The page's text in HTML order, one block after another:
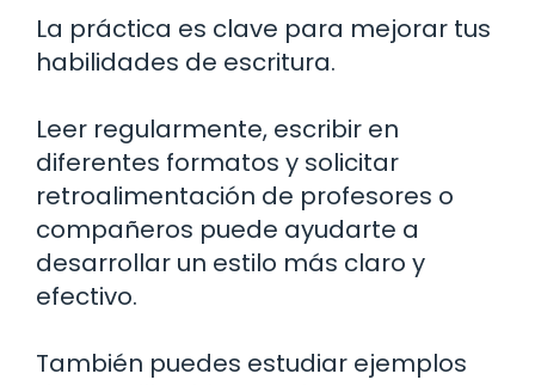
La práctica es clave para mejorar tus
habilidades de escritura.
Leer regularmente, escribir en
diferentes formatos y solicitar
retroalimentación de profesores o
compañeros puede ayudarte a
desarrollar un estilo más claro y
efectivo.
También puedes estudiar ejemplos